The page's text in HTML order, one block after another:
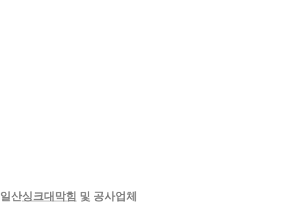
산싱크대막힘 및 공사업체